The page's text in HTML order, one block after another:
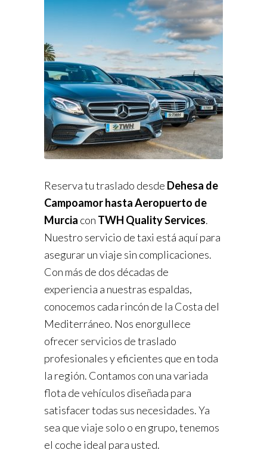
Reserva tu traslado desde Dehesa de
Campoamor hasta Aeropuerto de
Murcia con TWH Quality Services.
Nuestro servicio de taxi está aquí para
asegurar un viaje sin complicaciones.
Con más de dos décadas de
experiencia a nuestras espaldas,
conocemos cada rincón de la Costa del
Mediterráneo. Nos enorgullece
ofrecer servicios de traslado
profesionales y eficientes que en toda
la región. Contamos con una variada
flota de vehículos diseñada para
satisfacer todas sus necesidades. Ya
sea que viaje solo o en grupo, tenemos
el coche ideal para usted.